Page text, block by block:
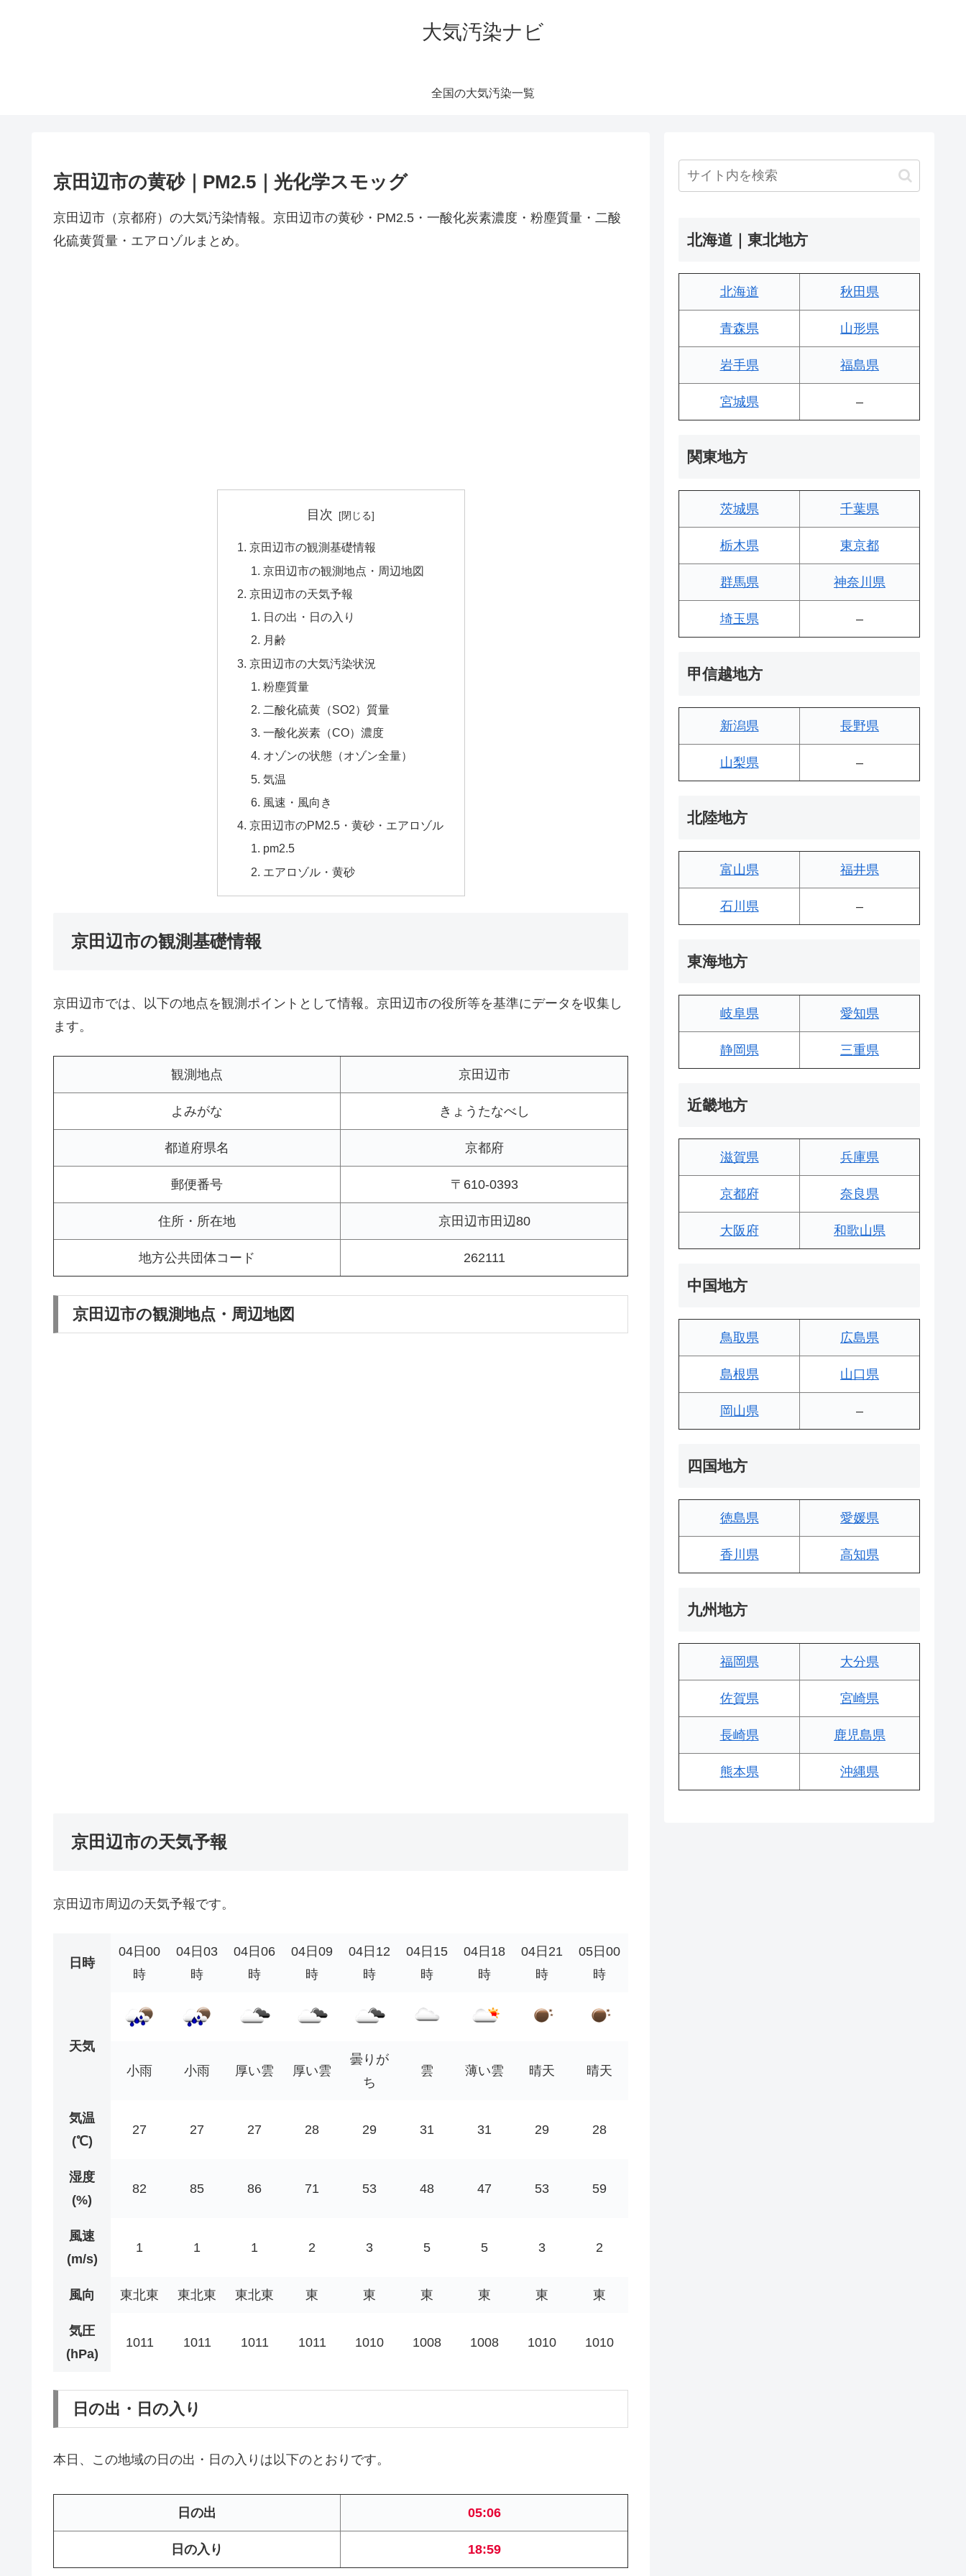
大気汚染ナビ
全国の大気汚染一覧
京田辺市の黄砂｜PM2.5｜光化学スモッグ
京田辺市（京都府）の大気汚染情報。京田辺市の黄砂・PM2.5・一酸化炭素濃度・粉塵質量・二酸
化硫黄質量・エアロゾルまとめ。
目次
京田辺市の観測基礎情報
京田辺市の観測地点・周辺地図
京田辺市の天気予報
日の出・日の入り
月齢
京田辺市の大気汚染状況
粉塵質量
二酸化硫黄（SO2）質量
一酸化炭素（CO）濃度
オゾンの状態（オゾン全量）
気温
風速・風向き
京田辺市のPM2.5・黄砂・エアロゾル
pm2.5
エアロゾル・黄砂
京田辺市の観測基礎情報
京田辺市では、以下の地点を観測ポイントとして情報。京田辺市の役所等を基準にデータを収集し
ます。
観測地点 京田辺市
よみがな きょうたなべし
都道府県名 京都府
郵便番号 〒610-0393
住所・所在地 京田辺市田辺80
地方公共団体コード 262111
京田辺市の観測地点・周辺地図
京田辺市の天気予報
京田辺市周辺の天気予報です。
日時
04日00
時
04日03
時
04日06
時
04日09
時
04日12
時
04日15
時
04日18
時
04日21
時
05日00
時
天気
小雨
小雨 厚い雲 厚い雲
曇りが
ち
雲 薄い雲 晴天 晴天
気温
(℃)
27 27 27 28 29 31 31 29 28
湿度
(%)
82 85 86 71 53 48 47 53 59
風速
(m/s)
1 1 1 2 3 5 5 3 2
風向 東北東 東北東 東北東 東 東 東 東 東 東
気圧
(hPa)
1011 1011 1011 1011 1010 1008 1008 1010 1010
日の出・日の入り
本日、この地域の日の出・日の入りは以下のとおりです。
日の出 05:06
日の入り 18:59
北海道｜東北地方
北海道 秋田県
青森県 山形県
岩手県 福島県
宮城県 –
関東地方
茨城県 千葉県
栃木県 東京都
群馬県 神奈川県
埼玉県 –
甲信越地方
新潟県 長野県
山梨県 –
北陸地方
富山県 福井県
石川県 –
東海地方
岐阜県 愛知県
静岡県 三重県
近畿地方
滋賀県 兵庫県
京都府 奈良県
大阪府 和歌山県
中国地方
鳥取県 広島県
島根県 山口県
岡山県 –
四国地方
徳島県 愛媛県
香川県 高知県
九州地方
福岡県 大分県
佐賀県 宮崎県
長崎県 鹿児島県
熊本県 沖縄県